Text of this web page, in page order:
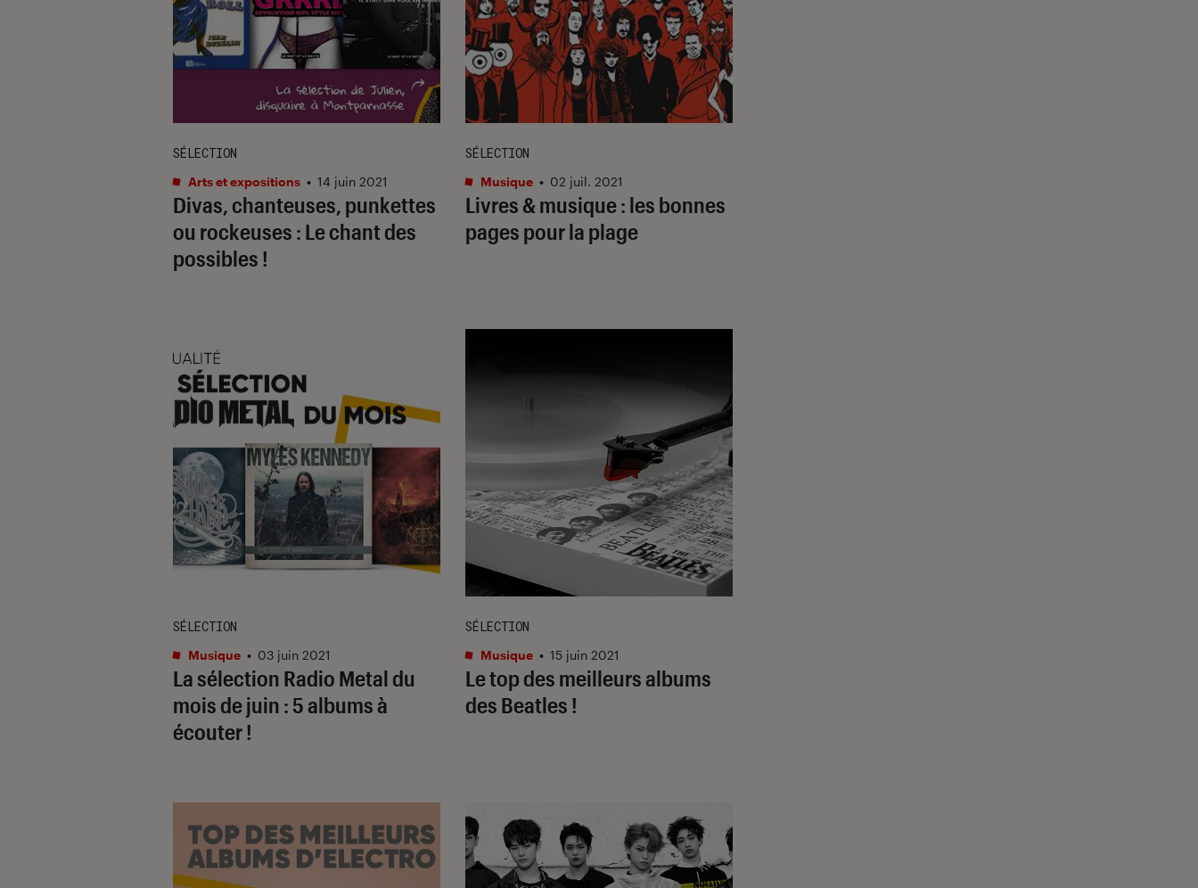
Divas, chanteuses, punkettes
ou rockeuses : Le chant des
possibles !
SÉLECTION
Arts et expositions • 14 juin 2021
Livres & musique : les bonnes
pages pour la plage
SÉLECTION
Musique • 02 juil. 2021
La sélection Radio Metal du
mois de juin : 5 albums à
écouter !
SÉLECTION
Musique • 03 juin 2021
Le top des meilleurs albums
des Beatles !
SÉLECTION
Musique • 15 juin 2021